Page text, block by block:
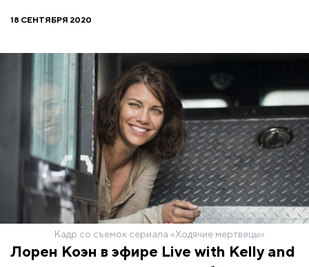
18 СЕНТЯБРЯ 2020
Кадр со съемок сериала «Ходячие мертвецы»
Лорен Коэн в эфире Live with Kelly and